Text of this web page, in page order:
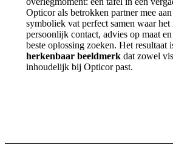
Opticor als betrokken partner mee
symboliek vat perfect samen waar het
persoonlijk contact, advies op maat en
beste oplossing zoeken. Het resultaat
herkenbaar beeldmerkdat zowel
inhoudelijk bij Opticor past.